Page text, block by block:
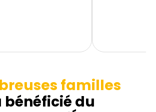
familles
bénéficié du